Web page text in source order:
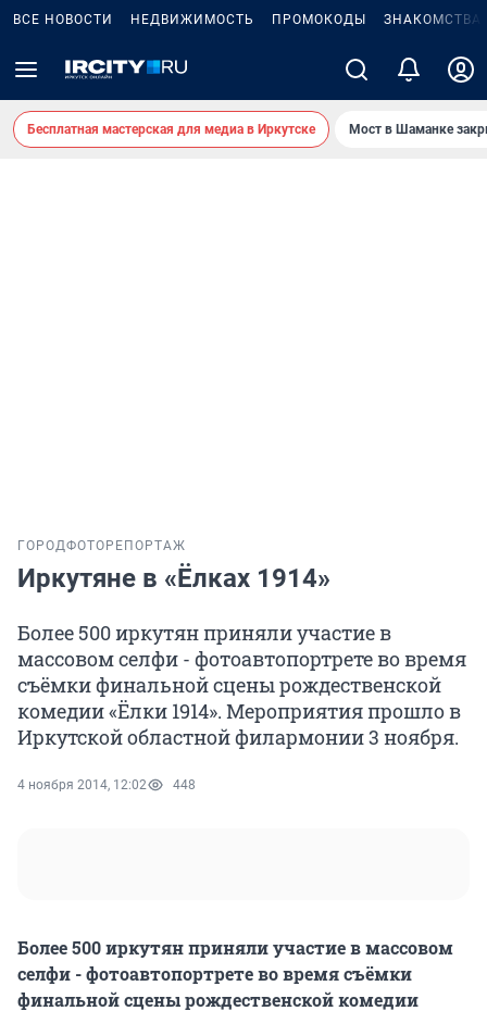
ВСЕ НОВОСТИ НЕДВИЖИМОСТЬ ПРОМОКОДЫ ЗНАКОМСТВА
Бесплатная мастерская для медиа в Иркутске Мост в Шаманке
ГОРОДФОТОРЕПОРТАЖ
Иркутяне в «Ёлках 1914»
Более 500 иркутян приняли участие в
массовом селфи - фотоавтопортрете во время
съёмки финальной сцены рождественской
комедии «Ёлки 1914». Мероприятия прошло в
Иркутской областной филармонии 3 ноября.
4 ноября 2014, 12:02 448
Более 500 иркутян приняли участие в массовом
селфи - фотоавтопортрете во время съёмки
финальной сцены рождественской комедии